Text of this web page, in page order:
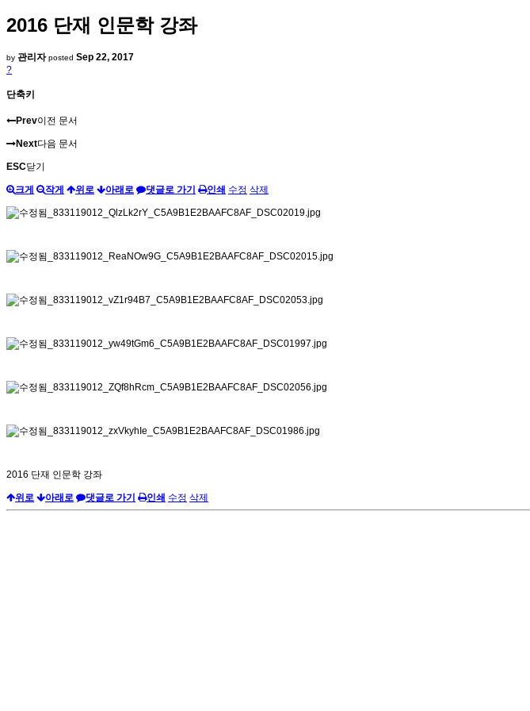
2016 단재 인문학 강좌
by 관리자 posted Sep 22, 2017
?
단축키
Prev이전 문서
Next다음 문서
ESC닫기
크게 작게 위로 아래로 댓글로 가기 인쇄 수정 삭제
2016 단재 인문학 강좌
위로 아래로 댓글로 가기 인쇄 수정 삭제